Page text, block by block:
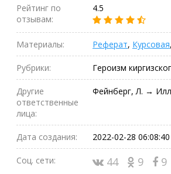
Рейтинг по
отзывам:
4.5
Материалы: Реферат, Курсовая,
Рубрики: Героизм
Другие
ответственные
лица:
Фейнберг, Л. →
Дата создания: 2022-02-28 06:08:40
Соц. сети: 44 9 9